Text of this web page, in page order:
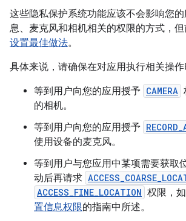
这些隐私保护系统功能应该不会影响您
息、麦克风和相机相关的权限的方式，
设置最佳做法。
具体来说，请确保在对应用执行相关操作
等到用户向您的应用授予 CAMERA
的相机。
等到用户向您的应用授予
使用设备的麦克风。
等到用户与您应用中某项需要获取
动后再请求
ACCESS_FINE_LOCATION 权限，
置信息权限的指南中所述。